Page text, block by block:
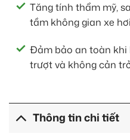
Tăng tính thẩm mỹ,
tầm không gian xe
Đảm bảo an toàn khi
trượt và không cản
Thông tin chi tiết